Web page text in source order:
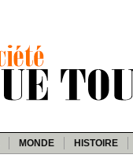
MONDE HISTOIRE